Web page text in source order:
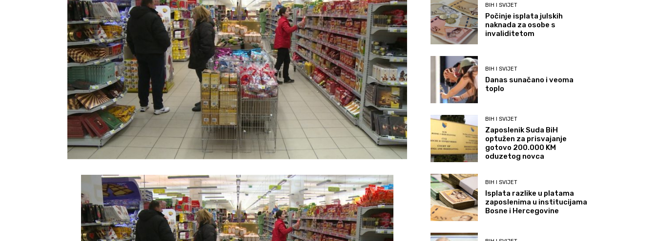
BIH I SVIJET
Počinje isplata julskih
naknada za osobe s
invaliditetom
BIH I SVIJET
Danas sunačano i veoma
toplo
BIH I SVIJET
Zaposlenik Suda BiH
optužen za prisvajanje
gotovo 200.000 KM
oduzetog novca
BIH I SVIJET
Isplata razlike u platama
zaposlenima u institucijama
Bosne i Hercegovine